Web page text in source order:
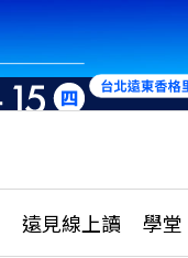
遠見線上讀 學堂
更多訂閱方案